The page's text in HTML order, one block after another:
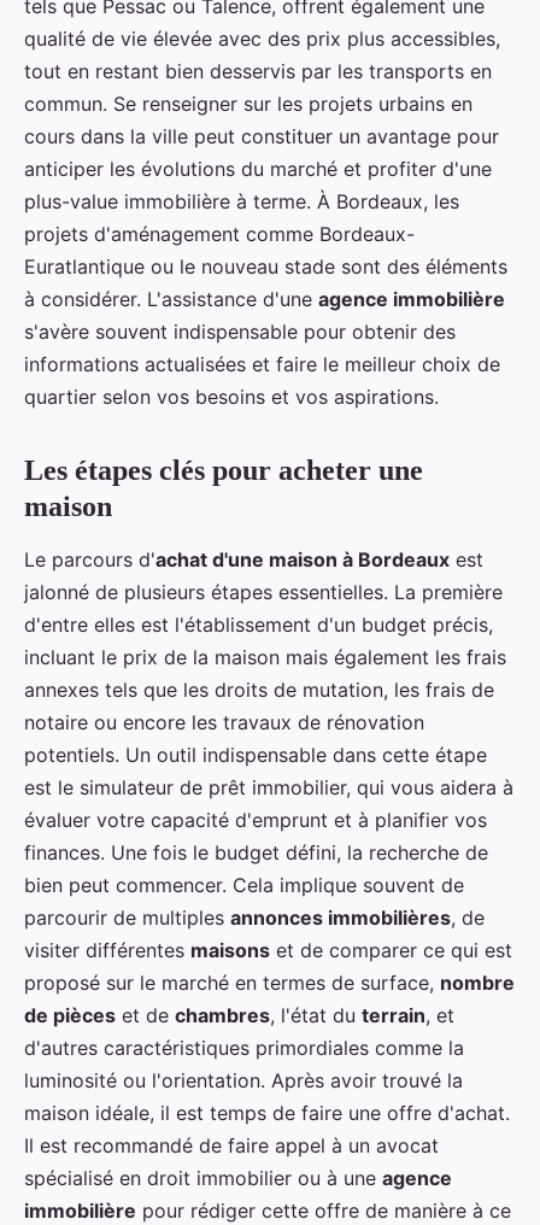
tels que Pessac ou Talence, offrent également une
qualité de vie élevée avec des prix plus accessibles,
tout en restant bien desservis par les transports en
commun. Se renseigner sur les projets urbains en
cours dans la ville peut constituer un avantage pour
anticiper les évolutions du marché et profiter d'une
plus-value immobilière à terme. À Bordeaux, les
projets d'aménagement comme Bordeaux-
Euratlantique ou le nouveau stade sont des éléments
à considérer. L'assistance d'une agence immobilière
s'avère souvent indispensable pour obtenir des
informations actualisées et faire le meilleur choix de
quartier selon vos besoins et vos aspirations.
Les étapes clés pour acheter une
maison
Le parcours d'achat d'une maison à Bordeaux est
jalonné de plusieurs étapes essentielles. La première
d'entre elles est l'établissement d'un budget précis,
incluant le prix de la maison mais également les frais
annexes tels que les droits de mutation, les frais de
notaire ou encore les travaux de rénovation
potentiels. Un outil indispensable dans cette étape
est le simulateur de prêt immobilier, qui vous aidera à
évaluer votre capacité d'emprunt et à planifier vos
finances. Une fois le budget défini, la recherche de
bien peut commencer. Cela implique souvent de
parcourir de multiples annonces immobilières, de
visiter différentes maisons et de comparer ce qui est
proposé sur le marché en termes de surface, nombre
de pièces et de chambres, l'état du terrain, et
d'autres caractéristiques primordiales comme la
luminosité ou l'orientation. Après avoir trouvé la
maison idéale, il est temps de faire une offre d'achat.
Il est recommandé de faire appel à un avocat
spécialisé en droit immobilier ou à une agence
immobilière pour rédiger cette offre de manière à ce